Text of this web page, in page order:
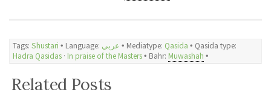
Tags: Shustari 🞄 Language: عربي 🞄 Mediatype: Qasida 🞄 Qasida type:
Hadra Qasidas · In praise of the Masters🞄 Bahr: Muwashah 🞄
Related Posts